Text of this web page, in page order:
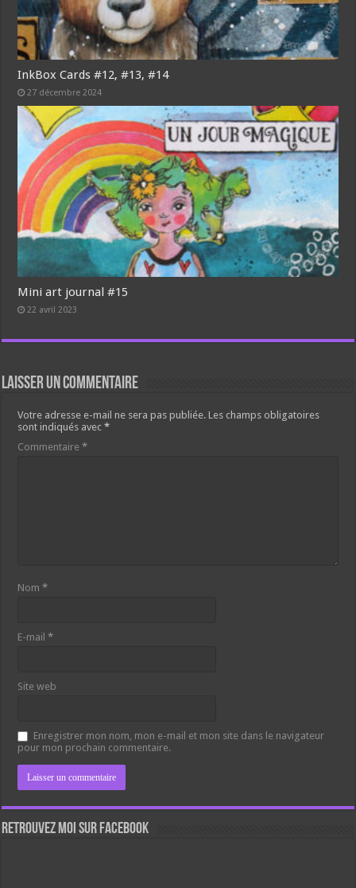
InkBox Cards #12, #13, #14
27 décembre 2024
Mini art journal #15
22 avril 2023
Laisser un commentaire
Votre adresse e-mail ne sera pas publiée. Les champs obligatoires
sont indiqués avec*
Commentaire*
Nom*
E-mail*
Site web
Enregistrer mon nom, mon e-mail et mon site dans le navigateur
pour mon prochain commentaire.
Retrouvez moi sur Facebook